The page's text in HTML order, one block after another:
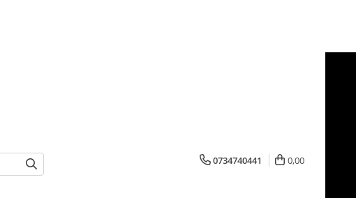
0734740441 0,00